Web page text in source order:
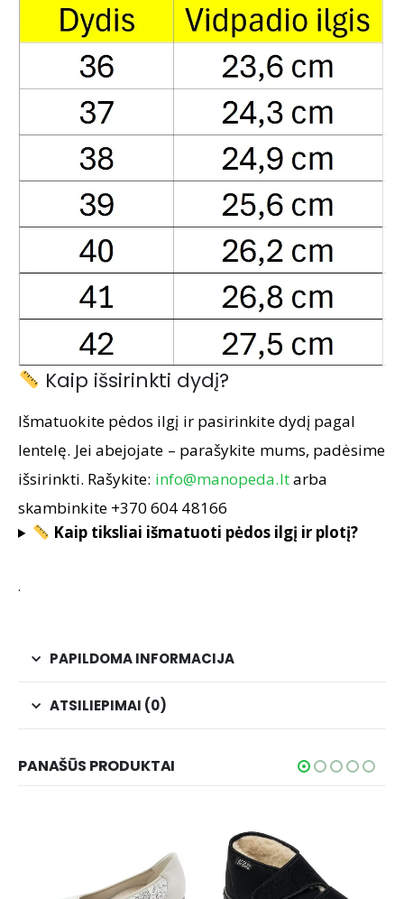
Kaip išsirinkti dydį?
Išmatuokite pėdos ilgį ir pasirinkite dydį pagal
lentelę. Jei abejojate – parašykite mums, padėsime
išsirinkti. Rašykite: info@manopeda.ltarba
skambinkite +370 604 48166
Kaip tiksliai išmatuoti pėdos ilgį ir plotį?
.
PAPILDOMA INFORMACIJA
ATSILIEPIMAI (0)
PANAŠŪS PRODUKTAI